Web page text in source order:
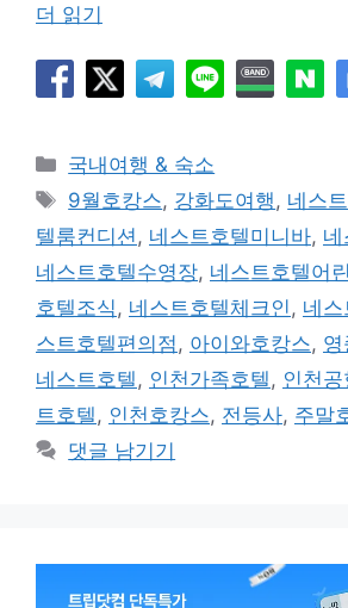
더 읽기
카
테
리
국내여행 & 숙소
태
그
9월호캉스, 강화도여행, 네스
텔룸컨디션, 네스트호텔미니바,
네스트호텔수영장, 네스트호텔어
호텔조식, 네스트호텔체크인, 네스
스트호텔편의점, 아이와호캉스, 영
네스트호텔, 인천가족호텔, 인천
트호텔, 인천호캉스, 전등사, 주말
댓글 남기기